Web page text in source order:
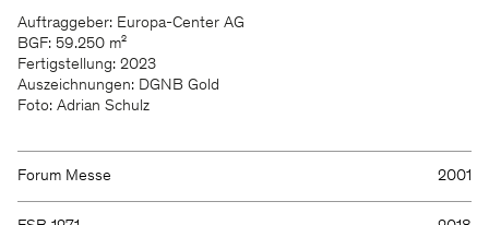
Auftraggeber: Europa-Center AG
BGF: 59.250 m²
Fertigstellung: 2023
Auszeichnungen: DGNB Gold
Foto: Adrian Schulz
Forum Messe 2001